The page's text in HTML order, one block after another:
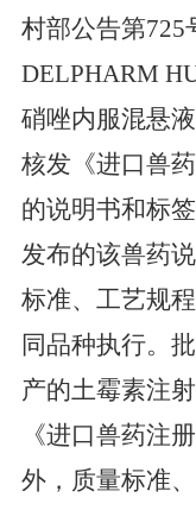
村部公告第725
DELPHARM
硝唑内服混悬液
核发《进口兽药
的说明书和标签
发布的该兽药
标准、 工艺规程
同品种执行。
产的土霉素注
《进口兽药注
外，质量标准